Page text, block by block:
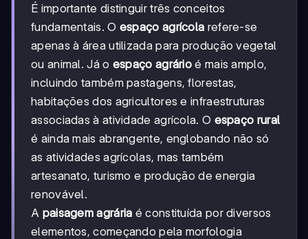
É importante distinguir três conceitos
fundamentais. O espaço agrícola refere-se
apenas à área utilizada para produção vegetal
ou animal. Já o espaço agrário é mais amplo,
incluindo também pastagens, florestas,
habitações dos agricultores e infraestruturas
associadas à atividade agrícola. O espaço rural
é ainda mais abrangente, englobando não só
as atividades agrícolas, mas também
artesanato, turismo e produção de energia
renovável.
A paisagem agrária é constituída por diversos
elementos, começando pela morfologia